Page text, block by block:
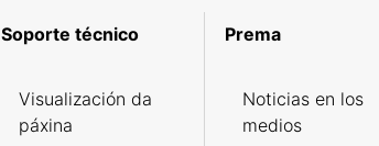
Soporte técnico
Visualización da
páxina
Prema
Noticias en los
medios